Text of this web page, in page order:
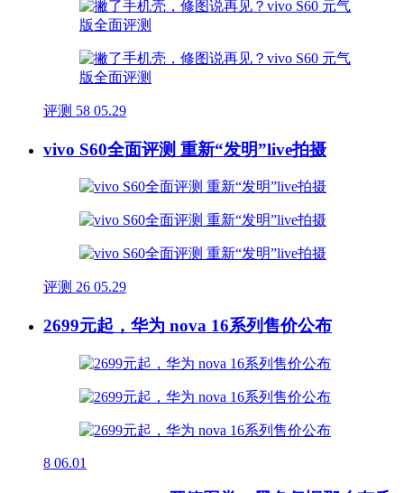
评测 58 05.29
vivo S60全面评测 重新“发明”live拍摄
评测 26 05.29
2699元起，华为 nova 16系列售价公布
8 06.01